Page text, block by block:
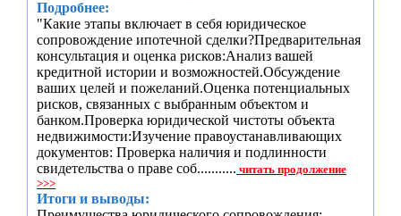
Подробнее:
"Какие этапы включает в себя юридическое
сопровождение ипотечной сделки?Предварительная
консультация и оценка рисков:Анализ вашей
кредитной истории и возможностей.Обсуждение
ваших целей и пожеланий.Оценка потенциальных
рисков, связанных с выбранным объектом и
банком.Проверка юридической чистоты объекта
недвижимости:Изучение правоустанавливающих
документов: Проверка наличия и подлинности
свидетельства о праве соб........... читать продолжение
>>>
Итоги и выводы: